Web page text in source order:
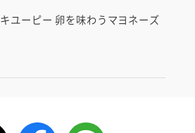
キユーピー 卵を味わうマヨネーズ